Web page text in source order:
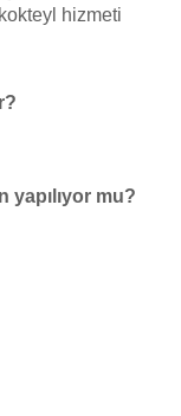
hizmeti
yapılıyor mu?